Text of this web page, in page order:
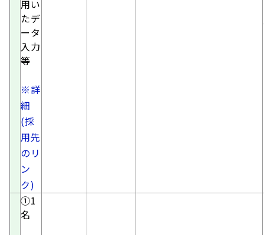
用い
たデ
ータ
入力
等
※詳
細
(採
用先
のリ
ン
ク)
①1
名